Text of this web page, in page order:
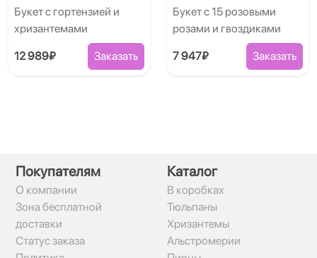
Букет с гортензией и
хризантемами
12 989₽ Заказать
Букет с 15 розовыми
розами и гвоздиками
7 947₽ Заказать
Покупателям
О компании
Зона бесплатной
доставки
Статус заказа
Каталог
В коробках
Тюльпаны
Хризантемы
Альстромерии